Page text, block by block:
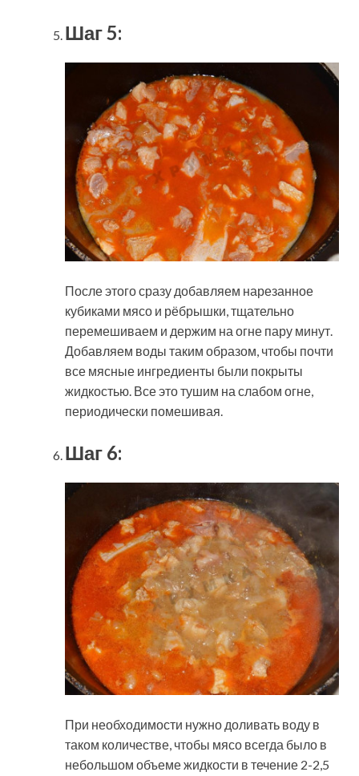
Шаг 5:
После этого сразу добавляем нарезанное
кубиками мясо и рёбрышки, тщательно
перемешиваем и держим на огне пару минут.
Добавляем воды таким образом, чтобы почти
все мясные ингредиенты были покрыты
жидкостью. Все это тушим на слабом огне,
периодически помешивая.
Шаг 6:
При необходимости нужно доливать воду в
таком количестве, чтобы мясо всегда было в
небольшом объеме жидкости в течение 2-2,5